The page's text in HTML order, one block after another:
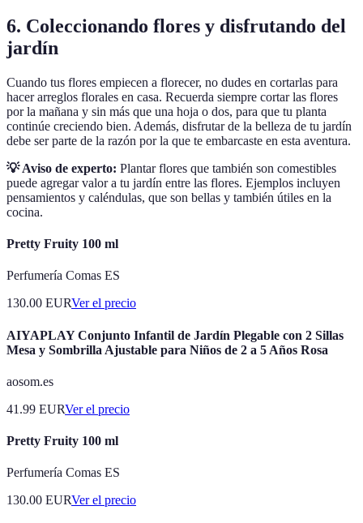
6. Coleccionando flores y disfrutando del
jardín
Cuando tus flores empiecen a florecer, no dudes en cortarlas para
hacer arreglos florales en casa. Recuerda siempre cortar las flores
por la mañana y sin más que una hoja o dos, para que tu planta
continúe creciendo bien. Además, disfrutar de la belleza de tu jardín
debe ser parte de la razón por la que te embarcaste en esta aventura.
💡 Aviso de experto: Plantar flores que también son comestibles
puede agregar valor a tu jardín entre las flores. Ejemplos incluyen
pensamientos y caléndulas, que son bellas y también útiles en la
cocina.
Pretty Fruity 100 ml
Perfumería Comas ES
130.00 EURVer el precio
AIYAPLAY Conjunto Infantil de Jardín Plegable con 2 Sillas
Mesa y Sombrilla Ajustable para Niños de 2 a 5 Años Rosa
aosom.es
41.99 EURVer el precio
Pretty Fruity 100 ml
Perfumería Comas ES
130.00 EURVer el precio